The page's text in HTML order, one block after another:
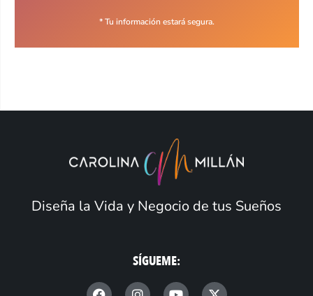
* Tu información estará segura.
Diseña la Vida y Negocio de tus Sueños
SÍGUEME:
F I Y X